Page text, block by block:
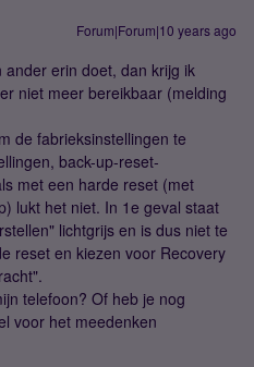
Forum|Forum|10 years ago
erin doet, dan krijg ik
niet meer bereikbaar (melding
de fabrieksinstellingen te
back-up-reset-
met een harde reset (met
lukt het niet. In 1e geval staat
lichtgrijs en is dus niet te
reset en kiezen voor Recovery
telefoon? Of heb je nog
voor het meedenken